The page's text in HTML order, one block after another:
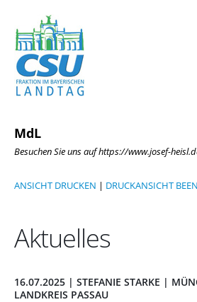
MdL
Besuchen Sie uns auf https://www.josef-
ANSICHT DRUCKEN | DRUCKANSICHT
Aktuelles
16.07.2025 | STEFANIE STARKE |
LANDKREIS PASSAU